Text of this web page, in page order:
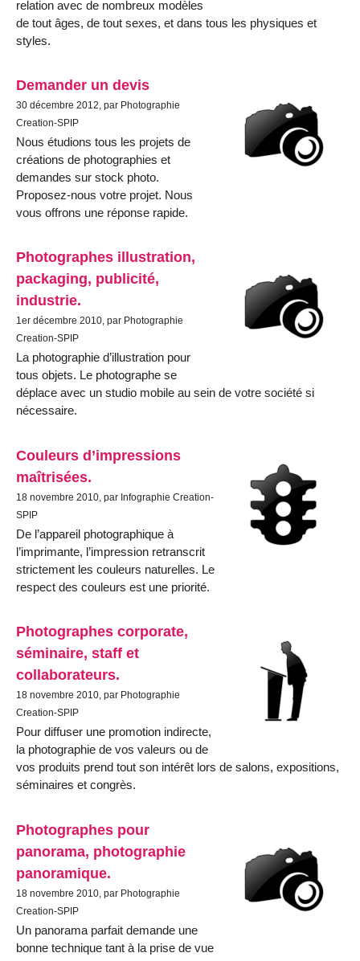
relation avec de nombreux modèles
de tout âges, de tout sexes, et dans tous les physiques et
styles.
Demander un devis
30 décembre 2012, par Photographie
Creation-SPIP
Nous étudions tous les projets de
créations de photographies et
demandes sur stock photo.
Proposez-nous votre projet. Nous
vous offrons une réponse rapide.
Photographes illustration,
packaging, publicité,
industrie.
1er décembre 2010, par Photographie
Creation-SPIP
La photographie d’illustration pour
tous objets. Le photographe se
déplace avec un studio mobile au sein de votre société si
nécessaire.
Couleurs d’impressions
maîtrisées.
18 novembre 2010, par Infographie Creation-
SPIP
De l’appareil photographique à
l’imprimante, l’impression retranscrit
strictement les couleurs naturelles. Le
respect des couleurs est une priorité.
Photographes corporate,
séminaire, staff et
collaborateurs.
18 novembre 2010, par Photographie
Creation-SPIP
Pour diffuser une promotion indirecte,
la photographie de vos valeurs ou de
vos produits prend tout son intérêt lors de salons, expositions,
séminaires et congrès.
Photographes pour
panorama, photographie
panoramique.
18 novembre 2010, par Photographie
Creation-SPIP
Un panorama parfait demande une
bonne technique tant à la prise de vue